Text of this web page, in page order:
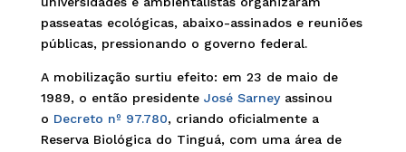
passeatas ecológicas, abaixo-assinados e reuniões
públicas, pressionando o governo federal.
A mobilização surtiu efeito: em 23 de maio de
1989, o então presidente José Sarneyassinou
o Decreto nº 97.780, criando oficialmente a
Reserva Biológica do Tinguá, com uma área de